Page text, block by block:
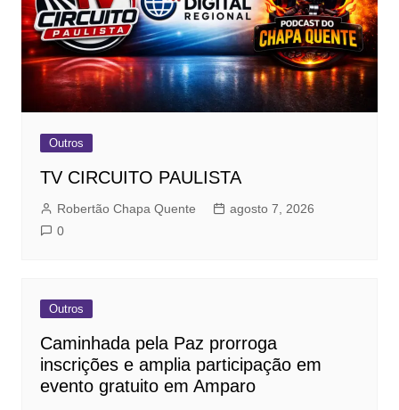
Outros
TV CIRCUITO PAULISTA
Robertão Chapa Quente
agosto 7, 2026
0
Outros
Caminhada pela Paz prorroga
inscrições e amplia participação em
evento gratuito em Amparo